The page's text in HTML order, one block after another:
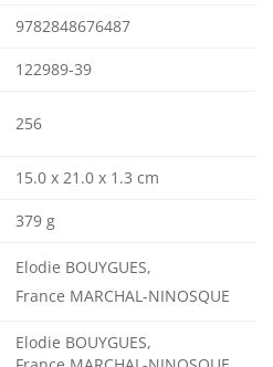
9782848676487
122989-39
256
15.0 x 21.0 x 1.3 cm
379 g
Elodie BOUYGUES,
France MARCHAL-NINOSQUE
Elodie BOUYGUES,